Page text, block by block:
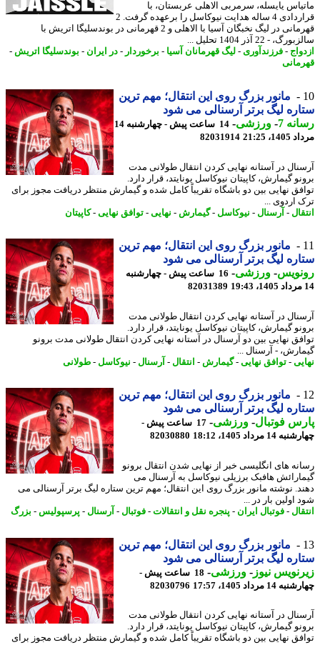
یایسله، سرمربی الاهلی عربستان، با
قراردادی 4 ساله هدایت نیوکاسل را برعهده گرفت. 2
قهرمانی در لیگ نخبگان آسیا با الاهلی و 2 قهرمانی در بوندسلیگا اتریش با
- 22 آذر 1404 تحلیل ...
-فرزندآوری - لیگ قهرمانان آسیا -برخوردار-در ایران - بوندسلیگا اتریش -
مانور بزرگ روی این انتقال؛ مهم ترین
لیگ برتر آرسنالی می شود
7
-ورزشی-
14 ساعت پیش - چهارشنبه 14
21:25
82031914
در آستانه نهایی کردن انتقال طولانی مدت
گیمارش، کاپیتان نیوکاسل یونایتد، قرار دارد.
نهایی بین دو باشگاه تقریباً کامل شده و گیمارش منتظر دریافت مجوز برای
اردوی ...
-آرسنال-نیوکاسل-گیمارش-نهایی-توافق نهایی-کاپیتان
مانور بزرگ روی این انتقال؛ مهم ترین
لیگ برتر آرسنالی می شود
-ورزشی-
16 ساعت پیش - چهارشنبه
82031389
در آستانه نهایی کردن انتقال طولانی مدت
گیمارش، کاپیتان نیوکاسل یونایتد، قرار دارد.
نهایی بین دو آرسنال در آستانه نهایی کردن انتقال طولانی مدت برونو
- آرسنال ...
-توافق نهایی-گیمارش-انتقال-آرسنال-نیوکاسل-طولانی
مانور بزرگ روی این انتقال؛ مهم ترین
لیگ برتر آرسنالی می شود
فوتبال-ورزشی-
17 ساعت پیش -
مرداد 1405، 18:12
82030880
های انگلیسی خبر از نهایی شدن انتقال برونو
هافبک برزیلی نیوکاسل به آرسنال می
نوشته مانور بزرگ روی این انتقال؛ مهم ترین ستاره لیگ برتر آرسنالی می
اولین بار در ...
-فوتبال ایران - پنجره نقل و انتقالات-فوتبال-آرسنال-پرسپولیس-بزرگ
مانور بزرگ روی این انتقال؛ مهم ترین
لیگ برتر آرسنالی می شود
نیوز-ورزشی-
18 ساعت پیش -
مرداد 1405، 17:57
82030796
در آستانه نهایی کردن انتقال طولانی مدت
گیمارش، کاپیتان نیوکاسل یونایتد، قرار دارد.
نهایی بین دو باشگاه تقریباً کامل شده و گیمارش منتظر دریافت مجوز برای